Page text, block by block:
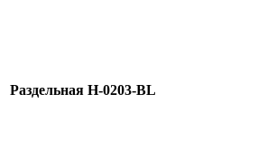
Раздельная H-0203-BL